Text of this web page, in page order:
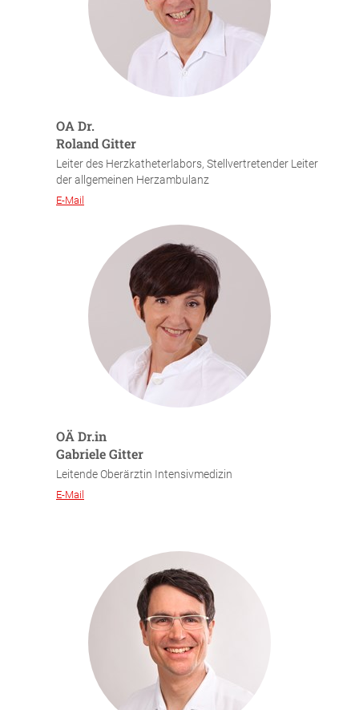
OA Dr.
Roland Gitter
Leiter des Herzkatheterlabors, Stellvertretender Leiter
der allgemeinen Herzambulanz
E-Mail
OÄ Dr.in
Gabriele Gitter
Leitende Oberärztin Intensivmedizin
E-Mail